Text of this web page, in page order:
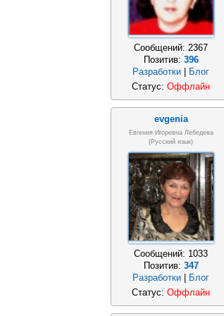
Сообщений: 2367
Позитив: 396
Разработки
Блог
Статус: Оффлайн
evgenia
Евгения Игоревна Лебедева
(Русский язык)
Сообщений: 1033
Позитив: 347
Разработки
Блог
Статус: Оффлайн